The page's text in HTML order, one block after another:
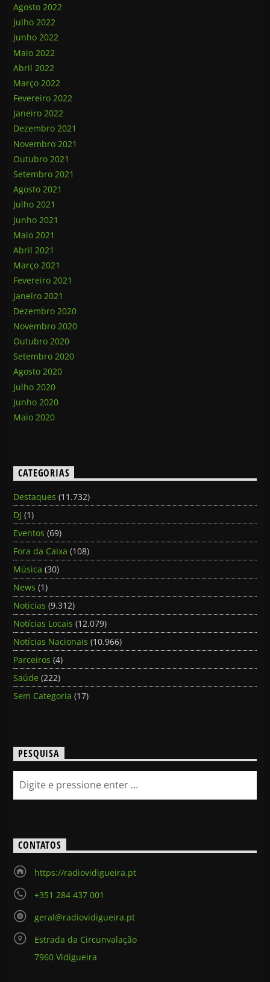
Agosto 2022
Julho 2022
Junho 2022
Maio 2022
Abril 2022
Março 2022
Fevereiro 2022
Janeiro 2022
Dezembro 2021
Novembro 2021
Outubro 2021
Setembro 2021
Agosto 2021
Julho 2021
Junho 2021
Maio 2021
Abril 2021
Março 2021
Fevereiro 2021
Janeiro 2021
Dezembro 2020
Novembro 2020
Outubro 2020
Setembro 2020
Agosto 2020
Julho 2020
Junho 2020
Maio 2020
CATEGORIAS
Destaques (11.732)
DJ (1)
Eventos (69)
Fora da Caixa (108)
Música (30)
News (1)
Noticias (9.312)
Notícias Locais (12.079)
Notícias Nacionais (10.966)
Parceiros (4)
Saúde (222)
Sem Categoria (17)
PESQUISA
CONTATOS
https://radiovidigueira.pt
+351 284 437 001
geral@radiovidigueira.pt
Estrada da Circunvalação
7960 Vidigueira